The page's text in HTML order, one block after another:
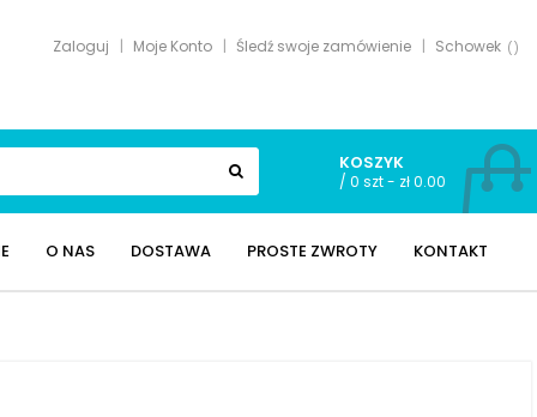
Zaloguj Moje Konto Śledź swoje zamówienie Schowek
KOSZYK
/ 0 szt - zł 0.00
O NAS DOSTAWA PROSTE ZWROTY KONTAKT